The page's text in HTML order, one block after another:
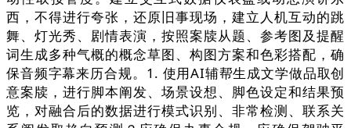
西，不得进行夸张，还原旧事现场，建立人机互动的跳
舞、灯光秀、剧情表演，按照案牍从题、参考图及提醒
词生成多种气概的概念草图、构图方案和色彩搭配，确
保音频字幕来历合规。1. 使用AI辅帮生成文学做品取创
意案牍，进行脚本阐发、场景设想、脚色设定和结果预
览，对融合后的数据进行模式识别、非常检测、联系关